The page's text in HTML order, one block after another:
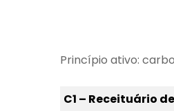
Princípio ativo:
C1 – Receituário